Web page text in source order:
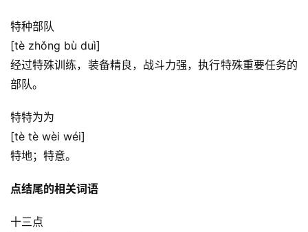
特种部队
[tè zhǒng bù duì]
经过特殊训练，装备精良，战斗力强，执行特殊重要任务的
部队。
特特为为
[tè tè wèi wéi]
特地；特意。
点结尾的相关词语
十三点